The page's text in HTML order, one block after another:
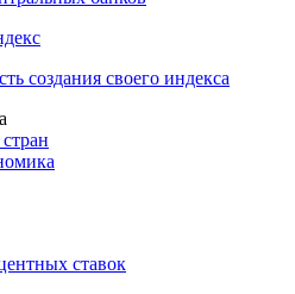
создания своего индекса
ставок